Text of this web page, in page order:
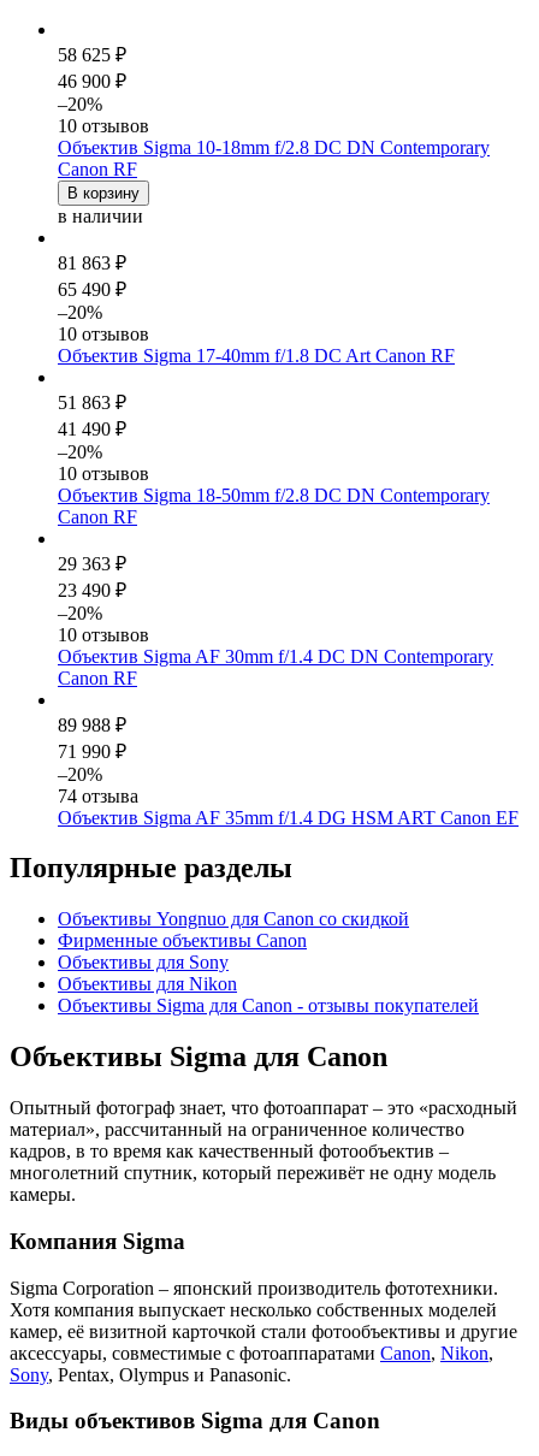
58 625 ₽
46 900 ₽
–20%
10 отзывов
Объектив Sigma 10-18mm f/2.8 DC DN Contemporary
Canon RF
В корзину
в наличии
81 863 ₽
65 490 ₽
–20%
10 отзывов
Объектив Sigma 17-40mm f/1.8 DC Art Canon RF
51 863 ₽
41 490 ₽
–20%
10 отзывов
Объектив Sigma 18-50mm f/2.8 DC DN Contemporary
Canon RF
29 363 ₽
23 490 ₽
–20%
10 отзывов
Объектив Sigma AF 30mm f/1.4 DC DN Contemporary
Canon RF
89 988 ₽
71 990 ₽
–20%
74 отзыва
Объектив Sigma AF 35mm f/1.4 DG HSM ART Canon EF
Популярные разделы
Объективы Yongnuo для Canon со скидкой
Фирменные объективы Canon
Объективы для Sony
Объективы для Nikon
Объективы Sigma для Canon - отзывы покупателей
Объективы Sigma для Canon
Опытный фотограф знает, что фотоаппарат – это «расходный
материал», рассчитанный на ограниченное количество
кадров, в то время как качественный фотообъектив –
многолетний спутник, который переживёт не одну модель
камеры.
Компания Sigma
Sigma Corporation – японский производитель фототехники.
Хотя компания выпускает несколько собственных моделей
камер, её визитной карточкой стали фотообъективы и другие
аксессуары, совместимые с фотоаппаратами Canon, Nikon,
Sony, Pentax, Olympus и Panasonic.
Виды объективов Sigma для Canon